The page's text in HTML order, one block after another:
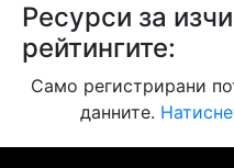
Ресурси за
рейтингите:
Само регистрирани
данните.